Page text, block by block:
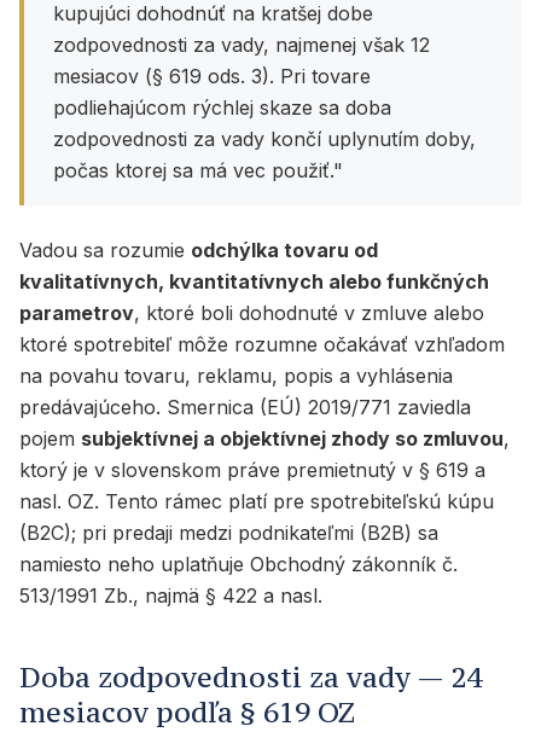
kupujúci dohodnúť na kratšej dobe
zodpovednosti za vady, najmenej však 12
mesiacov (§ 619 ods. 3). Pri tovare
podliehajúcom rýchlej skaze sa doba
zodpovednosti za vady končí uplynutím doby,
počas ktorej sa má vec použiť."
Vadou sa rozumie odchýlka tovaru od
kvalitatívnych, kvantitatívnych alebo funkčných
parametrov, ktoré boli dohodnuté v zmluve alebo
ktoré spotrebiteľ môže rozumne očakávať vzhľadom
na povahu tovaru, reklamu, popis a vyhlásenia
predávajúceho. Smernica (EÚ) 2019/771 zaviedla
pojem subjektívnej a objektívnej zhody so zmluvou,
ktorý je v slovenskom práve premietnutý v § 619 a
nasl. OZ. Tento rámec platí pre spotrebiteľskú kúpu
(B2C); pri predaji medzi podnikateľmi (B2B) sa
namiesto neho uplatňuje Obchodný zákonník č.
513/1991 Zb., najmä § 422 a nasl.
Doba zodpovednosti za vady — 24
mesiacov podľa § 619 OZ